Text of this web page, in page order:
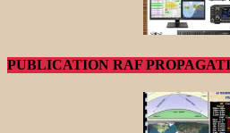
PUBLICATION RAF